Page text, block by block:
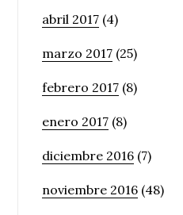
abril 2017 (4)
marzo 2017 (25)
febrero 2017 (8)
enero 2017 (8)
diciembre 2016 (7)
noviembre 2016 (48)